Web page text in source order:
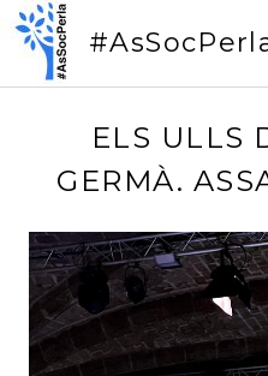
Vés
contingut
ELS ULLS
GERMÀ.